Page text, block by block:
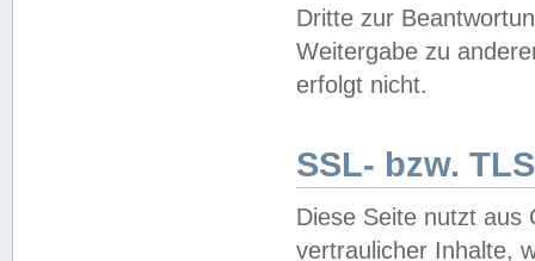
Dritte zur
Weitergabe zu
erfolgt nicht.
SSL- bzw.
Diese Seite nutzt aus
vertraulicher Inhalte,